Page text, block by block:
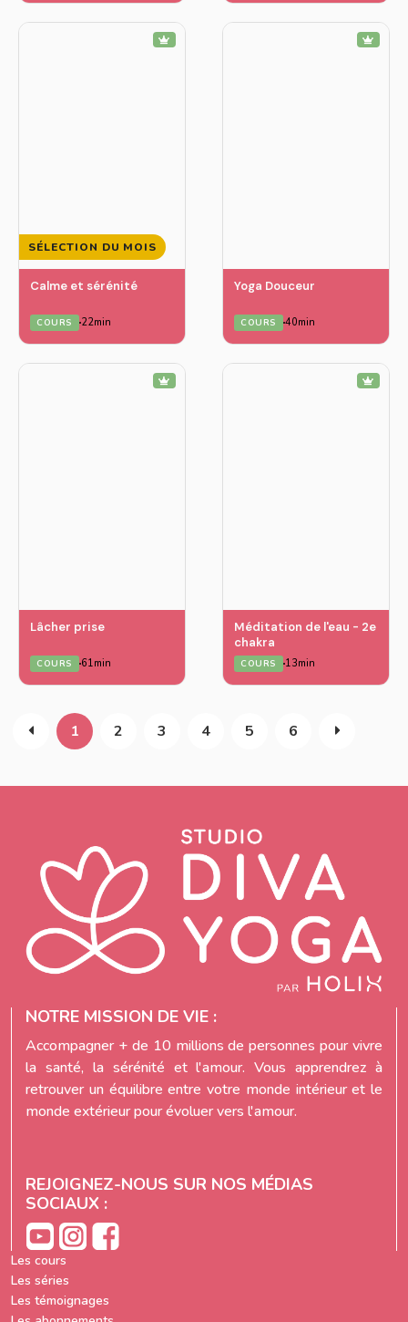
SÉLECTION DU MOIS
Calme et sérénité
COURS 22min
Yoga Douceur
COURS 40min
Lâcher prise
COURS 61min
Méditation de l'eau - 2e
chakra
COURS 13min
1 2 3 4 5 6
NOTRE MISSION DE VIE :
Accompagner + de 10 millions de personnes pour vivre
la santé, la sérénité et l'amour. Vous apprendrez à
retrouver un équilibre entre votre monde intérieur et le
monde extérieur pour évoluer vers l'amour.
REJOIGNEZ-NOUS SUR NOS MÉDIAS
SOCIAUX :
Les cours
Les séries
Les témoignages